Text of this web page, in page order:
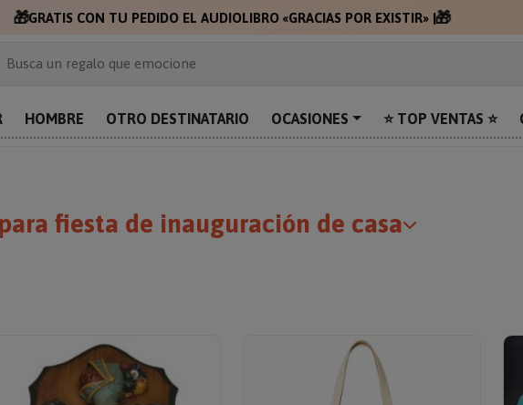
🎁G 🎁
Busca un regalo que emocione
Regalos personalizados para sorprender
HOMBRE OTRO DESTINATARIO OCASIONES ⭐ TOP VENTAS ⭐
fiesta de inauguración de casa